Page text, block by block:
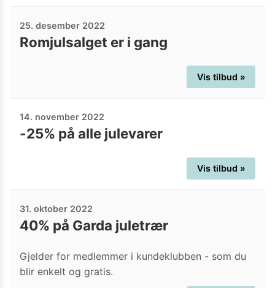
25. desember 2022
Romjulsalget er i gang
Vis tilbud »
14. november 2022
-25% på alle julevarer
Vis tilbud »
31. oktober 2022
40% på Garda juletrær
Gjelder for medlemmer i kundeklubben - som du
blir enkelt og gratis.